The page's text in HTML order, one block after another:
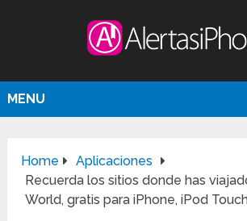
MENU
Home
Aplicaciones
Recuerda los sitios donde has
World, gratis para iPhone, iPod